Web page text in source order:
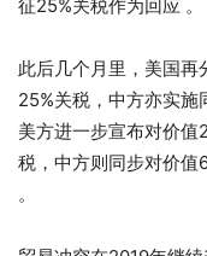
征25%关税作为回应 。
此后几个月里，美国
25%关税，中方亦实施
美方进一步宣布对价
税，中方则同步对价值
。